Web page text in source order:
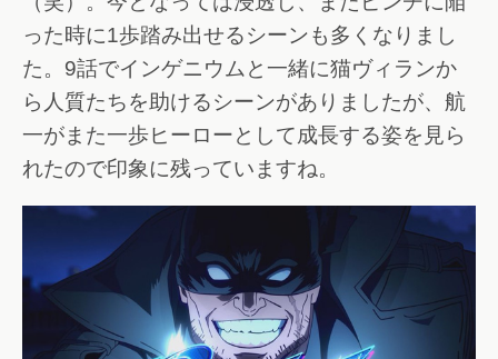
った時に1歩踏み出せるシーンも多くなりまし
た。9話でインゲニウムと一緒に猫ヴィランか
ら人質たちを助けるシーンがありましたが、航
一がまた一歩ヒーローとして成長する姿を見ら
れたので印象に残っていますね。